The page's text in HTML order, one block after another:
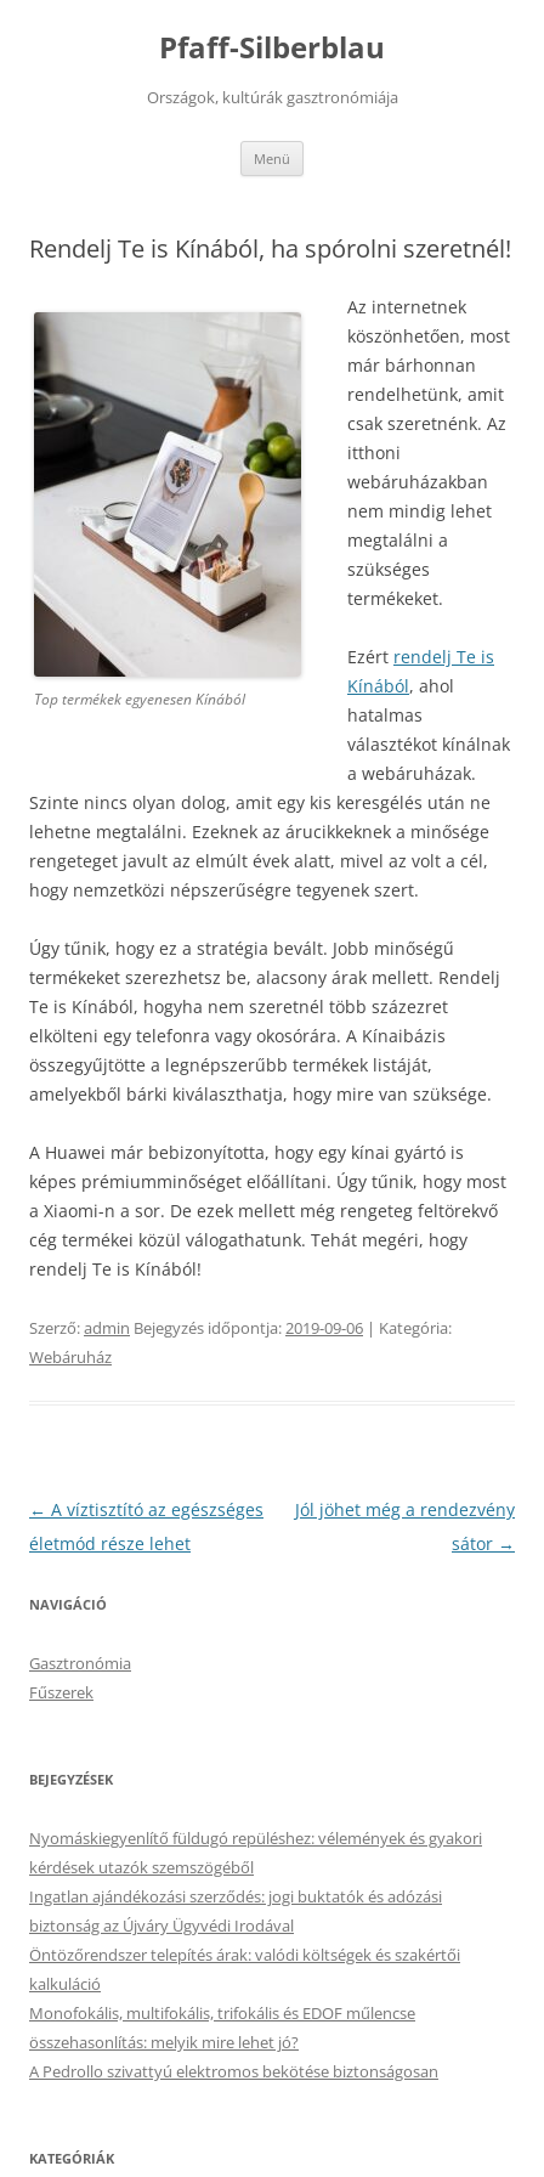
Pfaff-Silberblau
Országok, kultúrák gasztronómiája
Menü
Rendelj Te is Kínából, ha spórolni szeretnél!
Top termékek egyenesen Kínából
Az internetnek
köszönhetően, most
már bárhonnan
rendelhetünk, amit
csak szeretnénk. Az
itthoni
webáruházakban
nem mindig lehet
megtalálni a
szükséges
termékeket.
Ezért rendelj Te is
Kínából, ahol
hatalmas
választékot kínálnak
a webáruházak.
Szinte nincs olyan dolog, amit egy kis keresgélés után ne
lehetne megtalálni. Ezeknek az árucikkeknek a minősége
rengeteget javult az elmúlt évek alatt, mivel az volt a cél,
hogy nemzetközi népszerűségre tegyenek szert.
Úgy tűnik, hogy ez a stratégia bevált. Jobb minőségű
termékeket szerezhetsz be, alacsony árak mellett. Rendelj
Te is Kínából, hogyha nem szeretnél több százezret
elkölteni egy telefonra vagy okosórára. A Kínaibázis
összegyűjtötte a legnépszerűbb termékek listáját,
amelyekből bárki kiválaszthatja, hogy mire van szüksége.
A Huawei már bebizonyította, hogy egy kínai gyártó is
képes prémiumminőséget előállítani. Úgy tűnik, hogy most
a Xiaomi-n a sor. De ezek mellett még rengeteg feltörekvő
cég termékei közül válogathatunk. Tehát megéri, hogy
rendelj Te is Kínából!
Szerző:admin Bejegyzés időpontja:2019-09-06 | Kategória:
Webáruház
Bejegyzés
navigáció
← A víztisztító az egészséges
életmód része lehet
Jól jöhet még a rendezvény
sátor →
NAVIGÁCIÓ
Gasztronómia
Fűszerek
BEJEGYZÉSEK
Nyomáskiegyenlítő füldugó repüléshez: vélemények és gyakori
kérdések utazók szemszögéből
Ingatlan ajándékozási szerződés: jogi buktatók és adózási
biztonság az Újváry Ügyvédi Irodával
Öntözőrendszer telepítés árak: valódi költségek és szakértői
kalkuláció
Monofokális, multifokális, trifokális és EDOF műlencse
összehasonlítás: melyik mire lehet jó?
A Pedrollo szivattyú elektromos bekötése biztonságosan
KATEGÓRIÁK